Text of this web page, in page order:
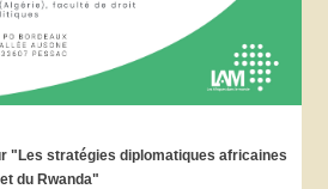
"Les stratégies diplomatiques africaines
du Rwanda"